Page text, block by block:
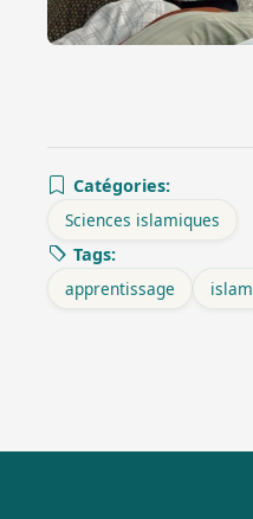
Catégories:
Sciences islamiques
Tags:
apprentissage
islam